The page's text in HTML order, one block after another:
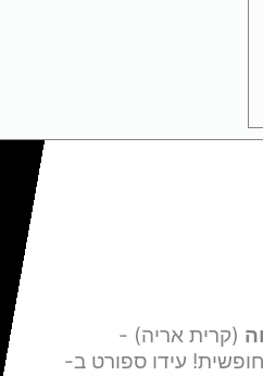
(קרית אריה) -
עידו ספורט ב-